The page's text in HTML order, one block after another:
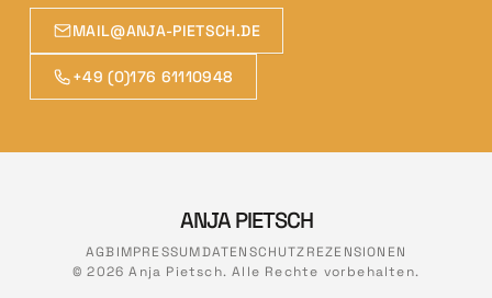
MAIL@ANJA-PIETSCH.DE
+49 (0)176 61110948
ANJA PIETSCH
AGBIMPRESSUMDATENSCHUTZREZENSIONEN
© 2026 Anja Pietsch. Alle Rechte vorbehalten.